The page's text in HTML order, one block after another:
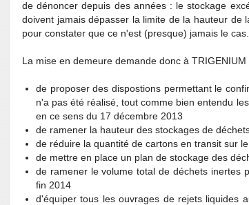
de dénoncer depuis des années : le stockage
doivent jamais dépasser la limite de la hauteur de
pour constater que ce n'est (presque) jamais le cas.
La mise en demeure demande donc à TRIGENIUM
de proposer des dispostions permettant le
n'a pas été réalisé, tout comme bien entendu
en ce sens du 17 décembre 2013
de ramener la hauteur des stockages de
de réduire la quantité de cartons en transit sur
de mettre en place un plan de stockage des
de ramener le volume total de déchets inertes
fin 2014
d'équiper tous les ouvrages de rejets liquides